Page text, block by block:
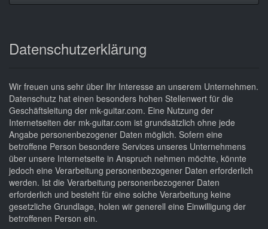
Datenschutzerklärung
Wir freuen uns sehr über Ihr Interesse an unserem Unternehmen.
Datenschutz hat einen besonders hohen Stellenwert für die
Geschäftsleitung der mk-guitar.com. Eine Nutzung der
Internetseiten der mk-guitar.com ist grundsätzlich ohne jede
Angabe personenbezogener Daten möglich. Sofern eine
betroffene Person besondere Services unseres Unternehmens
über unsere Internetseite in Anspruch nehmen möchte, könnte
jedoch eine Verarbeitung personenbezogener Daten erforderlich
werden. Ist die Verarbeitung personenbezogener Daten
erforderlich und besteht für eine solche Verarbeitung keine
gesetzliche Grundlage, holen wir generell eine Einwilligung der
betroffenen Person ein.